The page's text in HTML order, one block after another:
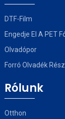
DTF-Film
Engedje El A PET
Olvadópor
Forró Olvadék
Rólunk
Otthon